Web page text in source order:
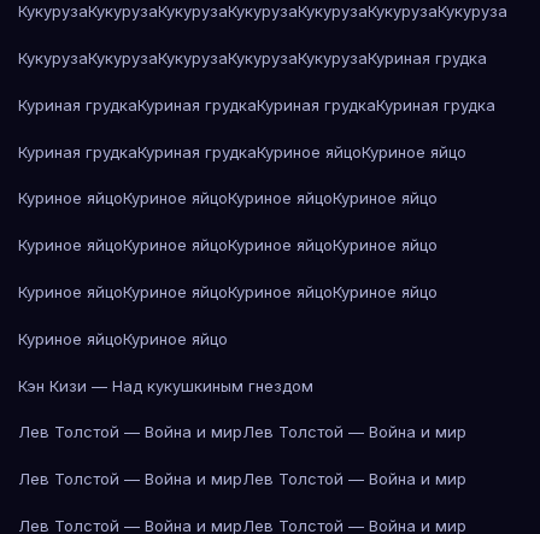
КукурузаКукурузаКукурузаКукурузаКукурузаКукурузаКукуруза
КукурузаКукурузаКукурузаКукурузаКукурузаКуриная грудка
Куриная грудкаКуриная грудкаКуриная грудкаКуриная грудка
Куриная грудкаКуриная грудкаКуриное яйцоКуриное яйцо
Куриное яйцоКуриное яйцоКуриное яйцоКуриное яйцо
Куриное яйцоКуриное яйцоКуриное яйцоКуриное яйцо
Куриное яйцоКуриное яйцоКуриное яйцоКуриное яйцо
Куриное яйцоКуриное яйцо
Кэн Кизи — Над кукушкиным гнездом
Лев Толстой — Война и мирЛев Толстой — Война и мир
Лев Толстой — Война и мирЛев Толстой — Война и мир
Лев Толстой — Война и мирЛев Толстой — Война и мир